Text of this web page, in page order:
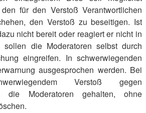
für den Verstoß Verantwortlichen
den Verstoß zu beseitigen. Ist
nicht bereit oder reagiert er nicht in
sollen die Moderatoren selbst durch
eingreifen. In schwerwiegenden
ausgesprochen werden. Bei
Verstoß gegen
die Moderatoren gehalten, ohne